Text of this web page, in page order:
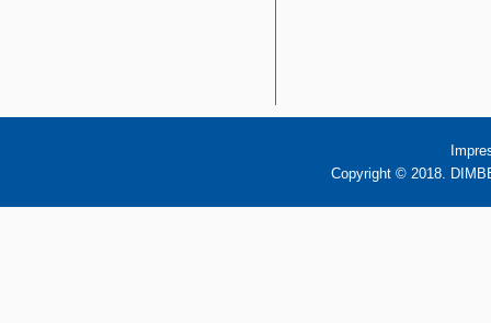
Copyright © 2018.